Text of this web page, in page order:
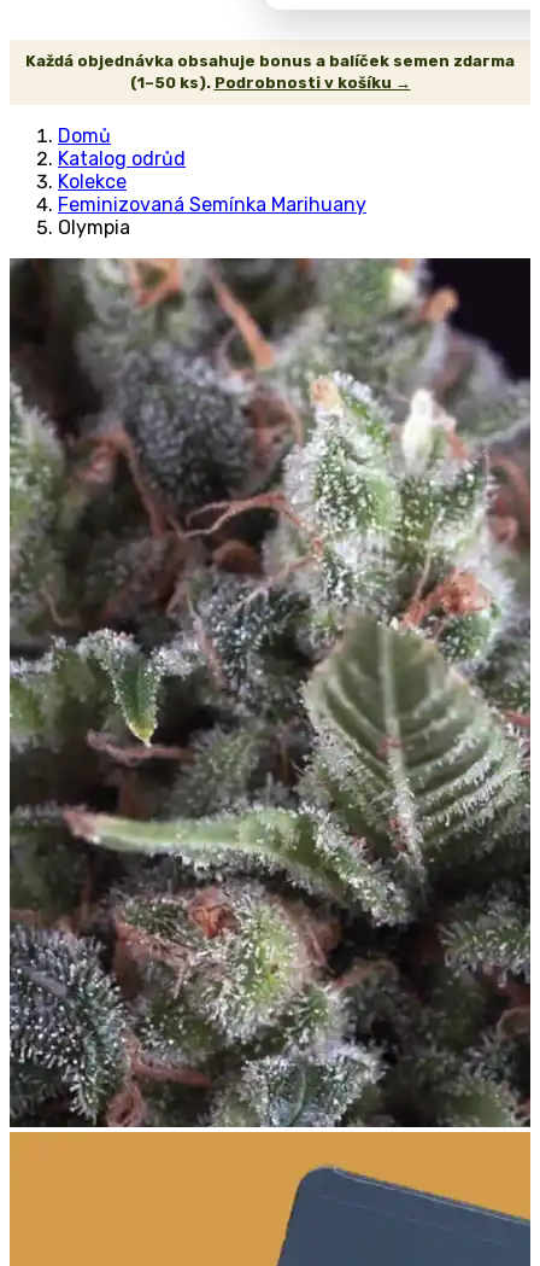
Každá objednávka obsahuje bonus a balíček semen zdarma
(1–50 ks). Podrobnosti v košíku →
Domů
Katalog odrůd
Kolekce
Feminizovaná Semínka Marihuany
Olympia